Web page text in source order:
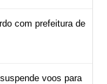
com prefeitura de
voos para